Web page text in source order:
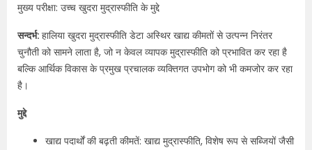
मुख्य परीक्षा: उच्च खुदरा मुद्रास्फीति के मुद्दे
सन्दर्भ:​ हालिया खुदरा मुद्रास्फीति डेटा अस्थिर खाद्य कीमतों से उत्पन्न निरंतर
चुनौती को सामने लाता है, जो न केवल व्यापक मुद्रास्फीति को प्रभावित कर रहा है
बल्कि आर्थिक विकास के प्रमुख प्रचालक व्यक्तिगत उपभोग को भी कमजोर कर रहा
है।
मुद्दे
खाद्य पदार्थों की बढ़ती कीमतें: खाद्य मुद्रास्फीति, विशेष रूप से सब्जियों जैसी